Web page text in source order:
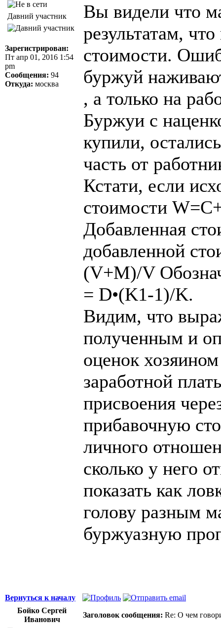
Давний участник
Зарегистрирован:
Пт апр 01, 2016 1:54
pm
Сообщения: 94
Откуда: москва
Вы видели что
результатам,
стоимости.
буржуй
, а только на
Буржуи с
купили,
часть от
Кстати, если
стоимости
Добавленная
добавленной
(V+M)/V
= D•(K1-1)/K.
Видим, что
полученным и
оценок
заработной
присвоения
прибавочную
личного
сколько у него
показать как
голову разным
буржуазную
Вернуться к началу
Бойко Сергей
Иванович
Заголовок сообщения: Re: О чем